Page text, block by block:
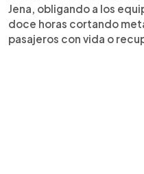
Jena, obligando a los
doce horas cortando
pasajeros con vida o